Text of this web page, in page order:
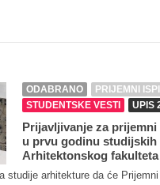
ODABRANO
PRIJEMNI
STUDENTSKE VESTI
UPIS
Prijavljivanje za prijemni
u prvu godinu studijskih
Arhitektonskog
studije arhitekture da će